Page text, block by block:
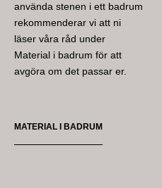
använda stenen i ett badrum
rekommenderar vi att ni
läser våra råd under
Material i badrum för att
avgöra om det passar er.
MATERIAL I BADRUM